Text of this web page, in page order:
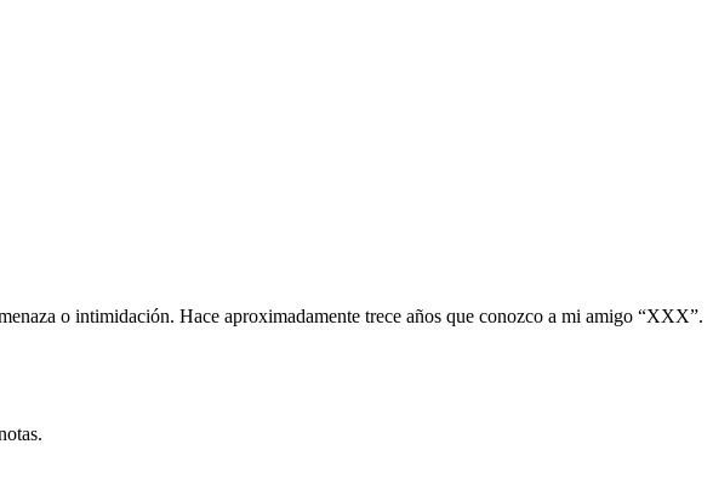
o intimidación. Hace aproximadamente trece años que conozco a mi amigo “XXX”.